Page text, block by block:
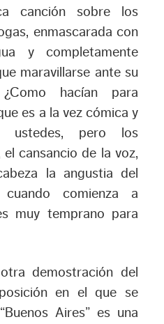
canción sobre los
enmascarada con
y completamente
maravillarse ante su
hacían para
es a la vez cómica y
ustedes, pero los
cansancio de la voz,
la angustia del
comienza a
muy temprano para
demostración del
en el que se
Aires” es una